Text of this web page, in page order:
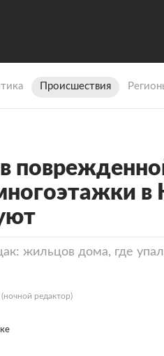
Происшествия
в
жильцов дома, где
(ночной редактор)